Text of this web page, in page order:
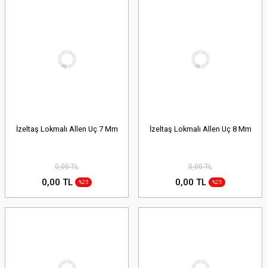
İzeltaş Lokmalı Allen Uç 7 Mm
0,00 TL
0,00 TL %25
İzeltaş Lokmalı Allen Uç 8 Mm
0,00 TL
0,00 TL %25